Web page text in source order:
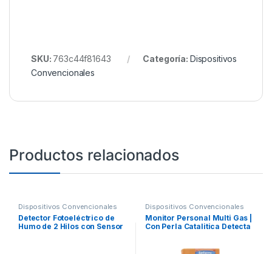
SKU: 763c44f81643 Categoría: Dispositivos
Convencionales
Productos relacionados
Dispositivos Convencionales
Detector Fotoeléctrico de
Humo de 2 Hilos con Sensor
Dispositivos Convencionales
Monitor Personal Multi Gas |
Con Perla Catalitica Detecta